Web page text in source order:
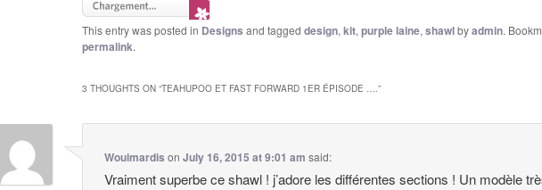
This entry was posted in Designs and tagged design,kit,purple laine,shawlbyadmin.
permalink.
3 THOUGHTS ON “TEAHUPOO ET FAST FORWARD 1ER ÉPISODE …. ”
Wouimardis onJuly 16, 2015 at 9:01 am said:
Vraiment superbe ce shawl ! j’adore les différentes sections ! Un modèle